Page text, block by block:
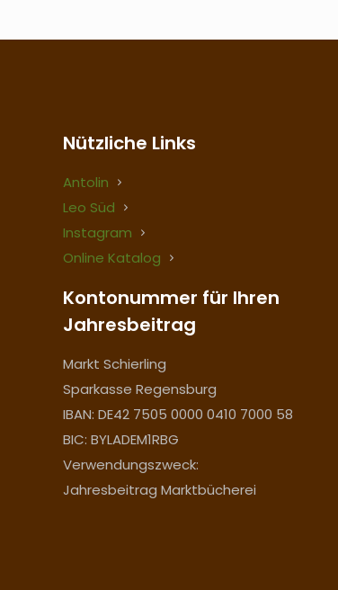
Nützliche Links
Antolin
Leo Süd
Instagram
Online Katalog
Kontonummer für Ihren
Jahresbeitrag
Markt Schierling
Sparkasse Regensburg
IBAN: DE42 7505 0000 0410 7000 58
BIC: BYLADEM1RBG
Verwendungszweck:
Jahresbeitrag Marktbücherei